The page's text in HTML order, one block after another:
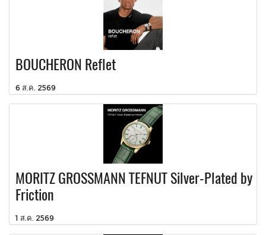
BOUCHERON Reflet
6 ส.ค. 2569
MORITZ GROSSMANN TEFNUT Silver-Plated by
Friction
1 ส.ค. 2569